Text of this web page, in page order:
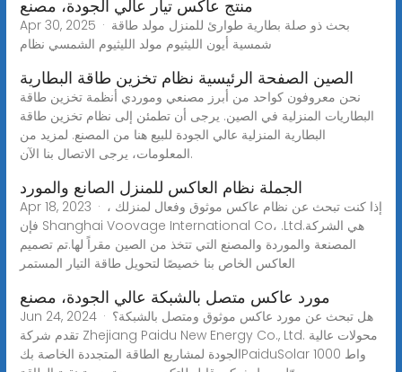
منتج عاكس تيار عالي الجودة، مصنع
Apr 30, 2025 · بحث ذو صلة بطارية طوارئ للمنزل مولد طاقة
شمسية أيون الليثيوم مولد الليثيوم الشمسي نظام
الصين الصفحة الرئيسية نظام تخزين طاقة البطارية
نحن معروفون كواحد من أبرز مصنعي وموردي أنظمة تخزين طاقة
البطاريات المنزلية في الصين. يرجى أن تطمئن إلى نظام تخزين طاقة
البطارية المنزلية عالي الجودة للبيع هنا من المصنع. لمزيد من
المعلومات، يرجى الاتصال بنا الآن.
الجملة نظام العاكس للمنزل الصانع والمورد
Apr 18, 2023 · إذا كنت تبحث عن نظام عاكس موثوق وفعال لمنزلك ،
فإن Shanghai Voovage International Co، .Ltd.هي الشركة
المصنعة والموردة والمصنع التي تتخذ من الصين مقراً لها.تم تصميم
العاكس الخاص بنا خصيصًا لتحويل طاقة التيار المستمر
مورد عاكس متصل بالشبكة عالي الجودة، مصنع
Jun 24, 2024 · هل تبحث عن مورد عاكس موثوق ومتصل بالشبكة؟
تقدم شركة Zhejiang Paidu New Energy Co., Ltd. محولات عالية
الجودة لمشاريع الطاقة المتجددة الخاصة بكPaiduSolar 1000 واط